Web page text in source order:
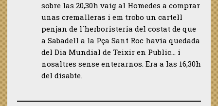
sobre las 20,30h vaig al Homedes a comprar
unas cremalleras i em trobo un cartell
penjan de l´herboristeria del costat de que
a Sabadell a la Pça Sant Roc havia quedada
del Dia Mundial de Teixir en Public… i
nosaltres sense enterarnos. Era a las 16,30h
del disabte.